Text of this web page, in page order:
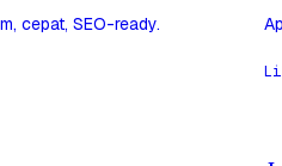
cepat, SEO-ready.